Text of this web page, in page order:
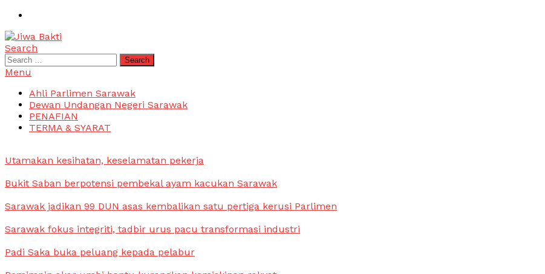
Skip
Content
Jiwa Bakti
Suara PBB Sarawak
Search
Search
for:
Menu
Ahli Parlimen Sarawak
Dewan Undangan Negeri Sarawak
PENAFIAN
TERMA & SYARAT
Utamakan kesihatan, keselamatan pekerja
Bukit Saban berpotensi pembekal ayam kacukan Sarawak
Sarawak jadikan 99 DUN asas kembalikan satu pertiga kerusi Parlimen
Sarawak fokus integriti, tadbir urus pacu transformasi industri
Padi Saka buka peluang kepada pelabur